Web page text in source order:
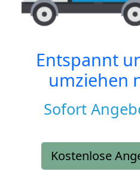
Entspannt
umziehen
Sofort
Kostenlose